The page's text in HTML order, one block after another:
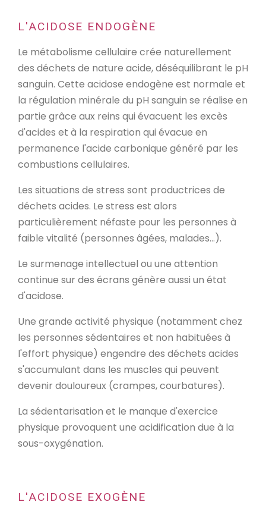
L'ACIDOSE ENDOGÈNE
Le métabolisme cellulaire crée naturellement
des déchets de nature acide, déséquilibrant le pH
sanguin. Cette acidose endogène est normale et
la régulation minérale du pH sanguin se réalise en
partie grâce aux reins qui évacuent les excès
d'acides et à la respiration qui évacue en
permanence l'acide carbonique généré par les
combustions cellulaires.
Les situations de stress sont productrices de
déchets acides. Le stress est alors
particulièrement néfaste pour les personnes à
faible vitalité (personnes âgées, malades...).
Le surmenage intellectuel ou une attention
continue sur des écrans génère aussi un état
d'acidose.
Une grande activité physique (notamment chez
les personnes sédentaires et non habituées à
l'effort physique) engendre des déchets acides
s'accumulant dans les muscles qui peuvent
devenir douloureux (crampes, courbatures).
La sédentarisation et le manque d'exercice
physique provoquent une acidification due à la
sous-oxygénation.
L'ACIDOSE EXOGÈNE